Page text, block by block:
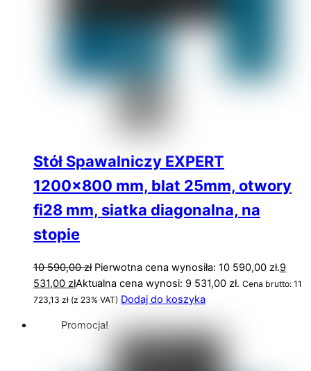
Stół Spawalniczy EXPERT
1200×800 mm, blat 25mm, otwory
fi28 mm, siatka diagonalna, na
stopie
10 590,00zł Pierwotna cena wynosiła: 10 590,00 zł.9
531,00 złAktualna cena wynosi: 9 531,00 zł. Cena brutto: 11
723,13 zł (z 23% VAT) Dodaj do koszyka
Promocja!